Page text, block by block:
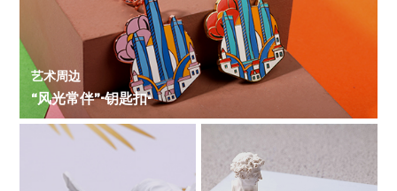
艺术周边
“风光常伴”-钥匙扣-